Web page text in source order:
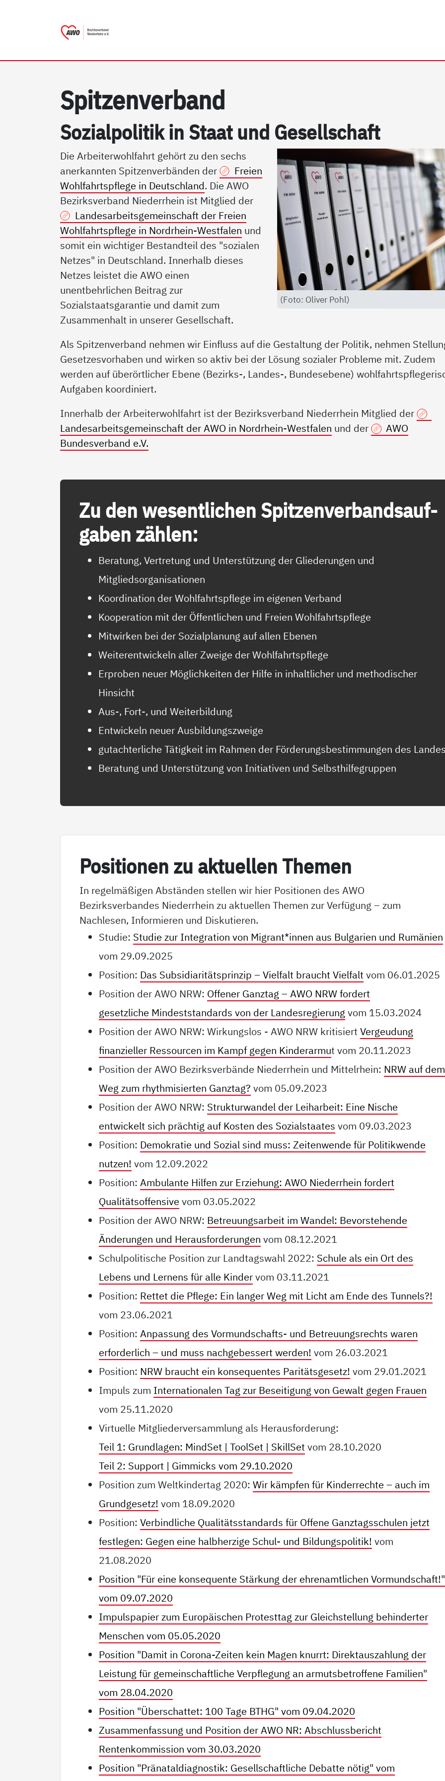
Spit­zen­ver­band
So­zial­po­li­tik in Staat und Ge­sell­schaft
(Foto: Oliver Pohl)
Die Arbeiterwohlfahrt gehört zu den sechs
anerkannten Spitzenverbänden der
Freien
Wohlfahrtspflege in Deutschland. Die AWO
Bezirksverband Niederrhein ist Mitglied der
Landesarbeitsgemeinschaft der Freien
Wohlfahrtspflege in Nordrhein-Westfalen und
somit ein wichtiger Bestandteil des "sozialen
Netzes" in Deutschland. Innerhalb dieses
Netzes leistet die AWO einen
unentbehrlichen Beitrag zur
Sozialstaatsgarantie und damit zum
Zusammenhalt in unserer Gesellschaft.
Als Spitzenverband nehmen wir Einfluss auf die Gestaltung der Politik, nehmen
Gesetzesvorhaben und wirken so aktiv bei der Lösung sozialer Probleme mit. Zudem
werden auf überörtlicher Ebene (Bezirks-, Landes-, Bundesebene)
Aufgaben koordiniert.
Innerhalb der Arbeiterwohlfahrt ist der Bezirksverband Niederrhein Mitglied der
Landesarbeitsgemeinschaft der AWO in Nordrhein-Westfalen und der
AWO
Bundesverband e.V.
Zu den we­sent­li­chen Spit­zen­ver­bands­auf­
ga­ben zäh­len:
Beratung, Vertretung und Unterstützung der Gliederungen und
Mitgliedsorganisationen
Koordination der Wohlfahrtspflege im eigenen Verband
Kooperation mit der Öffentlichen und Freien Wohlfahrtspflege
Mitwirken bei der Sozialplanung auf allen Ebenen
Weiterentwickeln aller Zweige der Wohlfahrtspflege
Erproben neuer Möglichkeiten der Hilfe in inhaltlicher und methodischer
Hinsicht
Aus-, Fort-, und Weiterbildung
Entwickeln neuer Ausbildungszweige
gutachterliche Tätigkeit im Rahmen der Förderungsbestimmungen des
Beratung und Unterstützung von Initiativen und Selbsthilfegruppen
Po­si­tio­nen zu ak­tu­el­len The­men
In regelmäßigen Abständen stellen wir hier Positionen des AWO
Bezirksverbandes Niederrhein zu aktuellen Themen zur Verfügung – zum
Nachlesen, Informieren und Diskutieren.
Studie: Studie zur Integration von Migrant*innen aus Bulgarien und Rumänien
vom 29.09.2025
Position: Das Subsidiaritätsprinzip – Vielfalt braucht Vielfaltvom 06.01.2025
Position der AWO NRW: Offener Ganztag – AWO NRW fordert
gesetzliche Mindeststandards von der Landesregierung vom 15.03.2024
Position der AWO NRW: Wirkungslos - AWO NRW kritisiertVergeudung
finanzieller Ressourcen im Kampf gegen Kinderarmut vom 20.11.2023
Position der AWO Bezirksverbände Niederrhein und Mittelrhein: NRW auf dem
Weg zum rhythmisierten Ganztag? vom 05.09.2023
Position der AWO NRW: Strukturwandel der Leiharbeit: Eine Nische
entwickelt sich prächtig auf Kosten des Sozialstaates vom 09.03.2023
Position: Demokratie und Sozial sind muss: Zeitenwende für Politikwende
nutzen! vom 12.09.2022
Position: Ambulante Hilfen zur Erziehung: AWO Niederrhein fordert
Qualitätsoffensive vom 03.05.2022
Position der AWO NRW: Betreuungsarbeit im Wandel: Bevorstehende
Änderungen und Herausforderungen vom 08.12.2021
Schulpolitische Position zur Landtagswahl 2022: Schule als ein Ort des
Lebens und Lernens für alle Kindervom 03.11.2021
Position: Rettet die Pflege: Ein langer Weg mit Licht am Ende des Tunnels?!
vom 23.06.2021
Position: Anpassung des Vormundschafts- und Betreuungsrechts waren
erforderlich – und muss nachgebessert werden! vom 26.03.2021
Position: NRW braucht ein konsequentes Paritätsgesetz! vom 29.01.2021
Impuls zum Internationalen Tag zur Beseitigung von Gewalt gegen Frauen
vom 25.11.2020
Virtuelle Mitgliederversammlung als Herausforderung:
Teil 1: Grundlagen: MindSet | ToolSet | SkillSetvom 28.10.2020
Teil 2: Support | Gimmicks vom 29.10.2020
Position zum Weltkindertag 2020: Wir kämpfen für Kinderrechte – auch im
Grundgesetz! vom 18.09.2020
Position: Verbindliche Qualitätsstandards für Offene Ganztagsschulen jetzt
festlegen: Gegen eine halbherzige Schul- und Bildungspolitik! vom
21.08.2020
Position "Für eine konsequente Stärkung der ehrenamtlichen Vormundschaft!"
vom 09.07.2020
Impulspapier zum Europäischen Protesttag zur Gleichstellung behinderter
Menschen vom 05.05.2020
Position "Damit in Corona-Zeiten kein Magen knurrt: Direktauszahlung der
Leistung für gemeinschaftliche Verpflegung an armutsbetroffene Familien"
vom 28.04.2020
Position "Überschattet: 100 Tage BTHG" vom 09.04.2020
Zusammenfassung und Position der AWO NR: Abschlussbericht
Rentenkommission vom 30.03.2020
Position "Pränataldiagnostik: Gesellschaftliche Debatte nötig" vom